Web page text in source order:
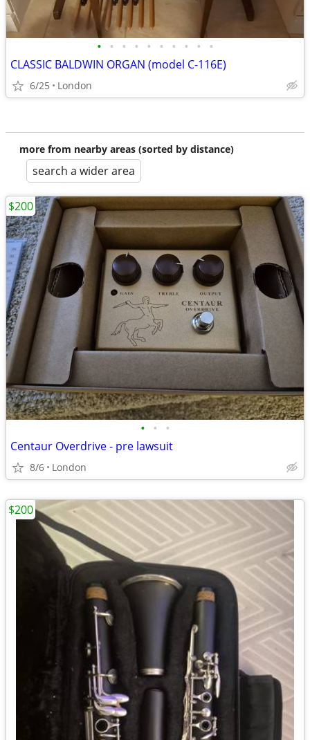
• • • • • • • • • •
CLASSIC BALDWIN ORGAN (model C-116E)
6/25 London
more from nearby areas (sorted by distance)
search a wider area
• • •
Centaur Overdrive - pre lawsuit
8/6 London
$200
$200